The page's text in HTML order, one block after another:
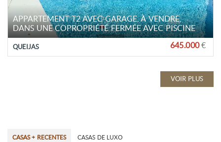
APPARTEMENT T2 AVEC GARAGE, À VENDRE,
DANS UNE COPROPRIÉTÉ FERMÉE AVEC PISCINE
QUEIJAS 645.000€
VOIR PLUS
CASAS + RECENTES CASAS DE LUXO